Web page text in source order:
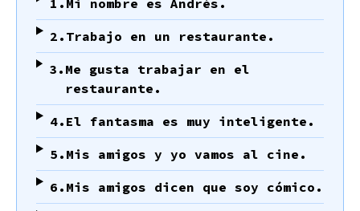
1. Mi nombre es Andrés.
2. Trabajo en un restaurante.
3. Me gusta trabajar en el
restaurante.
4. El fantasma es muy inteligente.
5. Mis amigos y yo vamos al cine.
6. Mis amigos dicen que soy cómico.